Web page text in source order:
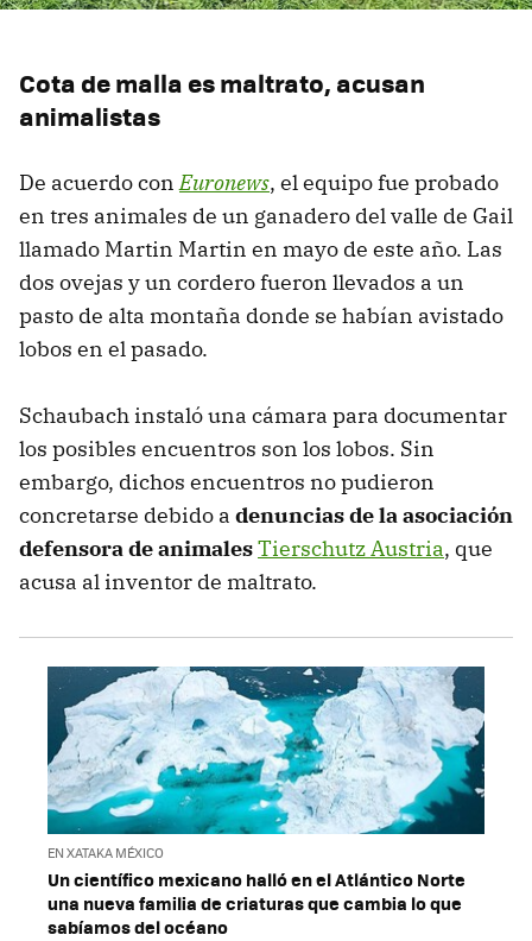
Cota de malla es maltrato, acusan
animalistas
De acuerdo conEuronews, el equipo fue probado
en tres animales de un ganadero del valle de Gail
llamado Martin Martin en mayo de este año. Las
dos ovejas y un cordero fueron llevados a un
pasto de alta montaña donde se habían avistado
lobos en el pasado.
Schaubach instaló una cámara para documentar
los posibles encuentros son los lobos. Sin
embargo, dichos encuentros no pudieron
concretarse debido a denuncias de la asociación
defensora de animalesTierschutz Austria, que
acusa al inventor de maltrato.
EN XATAKA MÉXICO
Un científico mexicano halló en el Atlántico Norte
una nueva familia de criaturas que cambia lo que
sabíamos del océano